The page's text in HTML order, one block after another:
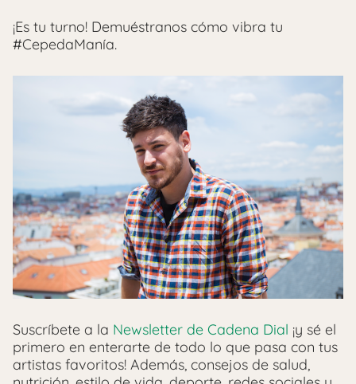
¡Es tu turno! Demuéstranos cómo vibra tu
#CepedaManía.
Suscríbete a la Newsletter de Cadena Dial ¡y sé el
primero en enterarte de todo lo que pasa con tus
artistas favoritos! Además, consejos de salud,